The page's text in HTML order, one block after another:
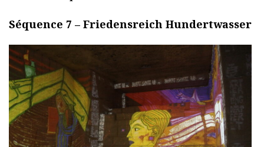
Séquence 7 – Friedensreich Hundertwasser